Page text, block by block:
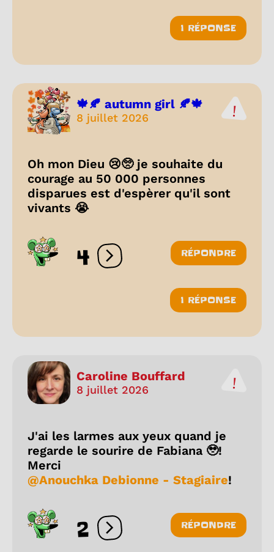
1 RÉPONSE
🍁🍂 autumn girl 🍂🍁
8 juillet 2026
Oh mon Dieu 😢🥺 je souhaite du
courage au 50 000 personnes
disparues est d'espèrer qu'il sont
vivants 😭
4 Ouvrir les réactions
RÉPONDRE
1 RÉPONSE
Caroline Bouffard
8 juillet 2026
J'ai les larmes aux yeux quand je
regarde le sourire de Fabiana 🥹!
Merci
@Anouchka Debionne - Stagiaire!
2 Ouvrir les réactions
RÉPONDRE